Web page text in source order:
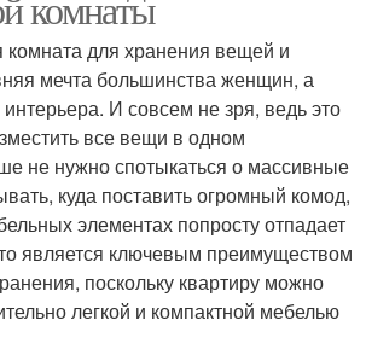
комната для хранения вещей и
мечта большинства женщин, а
И совсем не зря, ведь это
все вещи в одном
не нужно спотыкаться о массивные
куда поставить огромный комод,
элементах попросту отпадает
является ключевым преимуществом
поскольку квартиру можно
легкой и компактной мебелью